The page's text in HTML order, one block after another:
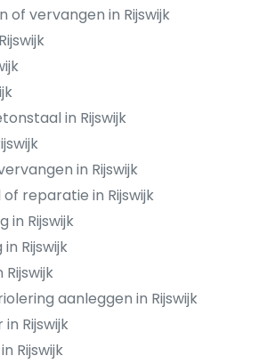
of vervangen in Rijswijk
in Rijswijk
in Rijswijk
reparatie in Rijswijk
in Rijswijk
Rijswijk
aanleggen in Rijswijk
Rijswijk
Rijswijk